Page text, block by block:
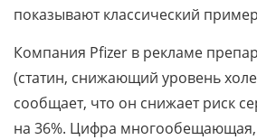
показывают классический
Компания Pfizer в рекламе
(статин, снижающий уровень
сообщает, что он снижает риск
на 36%. Цифра многообещающая,